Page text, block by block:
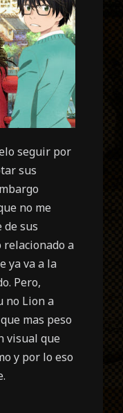
seguir por
sus
no me
sus
a
ya va a la
Pero,
no Lion a
mas peso
visual que
y por lo eso